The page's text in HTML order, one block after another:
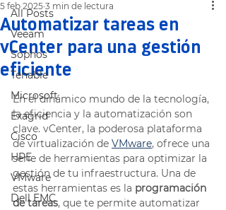
All Posts
Veeam
Sophos
Tenable
Microsoft
Exagrid
Cisco
HPE
VMware
Dell EMC
Automatizar tareas en
vCenter para una gestión
eficiente
5 feb 2025 3 min de lectura
En el dinámico mundo de la tecnología,
la eficiencia y la automatización son
clave. vCenter, la poderosa plataforma
de virtualización de VMware, ofrece una
serie de herramientas para optimizar la
gestión de tu infraestructura. Una de
estas herramientas es la programación
de tareas, que te permite automatizar